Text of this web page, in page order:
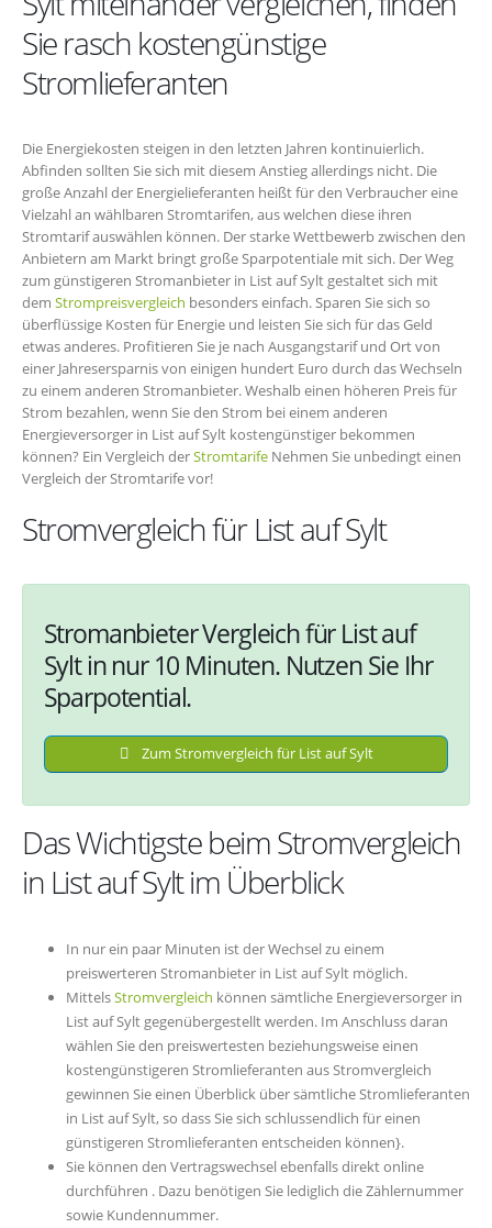
Sie rasch kostengünstige
Stromlieferanten
Die Energiekosten steigen in den letzten Jahren kontinuierlich.
Abfinden sollten Sie sich mit diesem Anstieg allerdings nicht. Die
große Anzahl der Energielieferanten heißt für den Verbraucher eine
Vielzahl an wählbaren Stromtarifen, aus welchen diese ihren
Stromtarif auswählen können. Der starke Wettbewerb zwischen den
Anbietern am Markt bringt große Sparpotentiale mit sich. Der Weg
zum günstigeren Stromanbieter in List auf Sylt gestaltet sich mit
dem Strompreisvergleich besonders einfach. Sparen Sie sich so
überflüssige Kosten für Energie und leisten Sie sich für das Geld
etwas anderes. Profitieren Sie je nach Ausgangstarif und Ort von
einer Jahresersparnis von einigen hundert Euro durch das Wechseln
zu einem anderen Stromanbieter. Weshalb einen höheren Preis für
Strom bezahlen, wenn Sie den Strom bei einem anderen
Energieversorger in List auf Sylt kostengünstiger bekommen
können? Ein Vergleich derStromtarife Nehmen Sie unbedingt einen
Vergleich der Stromtarife vor!
Stromvergleich für List auf Sylt
Stromanbieter Vergleich für List auf
Sylt in nur 10 Minuten. Nutzen Sie Ihr
Sparpotential.
Zum Stromvergleich für List auf Sylt
Das Wichtigste beim Stromvergleich
in List auf Sylt im Überblick
In nur ein paar Minuten ist der Wechsel zu einem
preiswerteren Stromanbieter in List auf Sylt möglich.
MittelsStromvergleich können sämtliche Energieversorger in
List auf Sylt gegenübergestellt werden. Im Anschluss daran
wählen Sie den preiswertesten beziehungsweise einen
kostengünstigeren Stromlieferanten aus Stromvergleich
gewinnen Sie einen Überblick über sämtliche Stromlieferanten
in List auf Sylt, so dass Sie sich schlussendlich für einen
günstigeren Stromlieferanten entscheiden können}.
Sie können den Vertragswechsel ebenfalls direkt online
durchführen . Dazu benötigen Sie lediglich die Zählernummer
sowie Kundennummer.